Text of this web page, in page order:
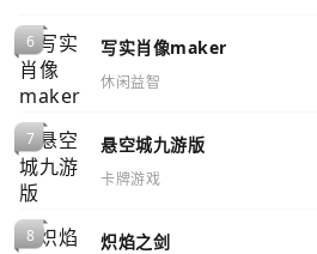
写实肖像maker
休闲益智
悬空城九游版
卡牌游戏
炽焰之剑